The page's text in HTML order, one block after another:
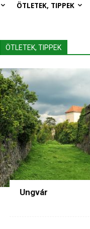
ÖTLETEK, TIPPEK
ÖTLETEK, TIPPEK
Ungvár